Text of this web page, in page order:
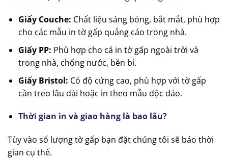
Giấy Couche: Chất liệu sáng bóng, bắt mắt, phù hợp
cho các mẫu in tờ gấp quảng cáo trong nhà.
Giấy PP: Phù hợp cho cả in tờ gấp ngoài trời và
trong nhà, chống nước, bền bỉ.
Giấy Bristol: Có độ cứng cao, phù hợp với tờ gấp
cần treo lâu dài hoặc in theo mẫu độc đáo.
Thời gian in và giao hàng là bao lâu?
Tùy vào số lượng tờ gấp bạn đặt chúng tôi sẽ báo thời
gian cụ thể.